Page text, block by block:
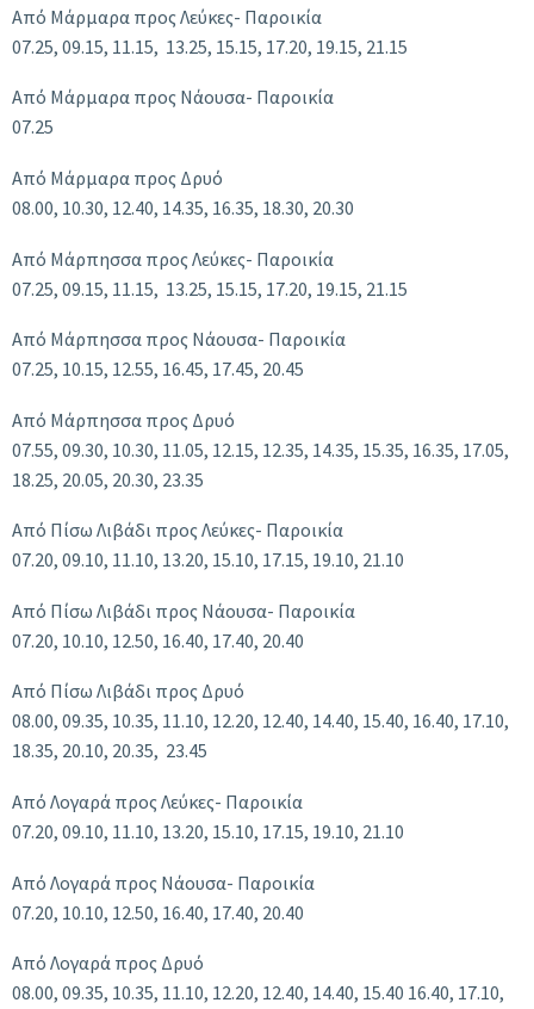
Από Μάρμαρα προς Λεύκες- Παροικία
07.25, 09.15, 11.15, 13.25, 15.15, 17.20, 19.15, 21.15
Από Μάρμαρα προς Νάουσα- Παροικία
07.25
Από Μάρμαρα προς Δρυό
08.00, 10.30, 12.40, 14.35, 16.35, 18.30, 20.30
Από Μάρπησσα προς Λεύκες- Παροικία
07.25, 09.15, 11.15, 13.25, 15.15, 17.20, 19.15, 21.15
Από Μάρπησσα προς Νάουσα- Παροικία
07.25, 10.15, 12.55, 16.45, 17.45, 20.45
Από Μάρπησσα προς Δρυό
07.55, 09.30, 10.30, 11.05, 12.15, 12.35, 14.35, 15.35, 16.35, 17.05,
18.25, 20.05, 20.30, 23.35
Από Πίσω Λιβάδι προς Λεύκες- Παροικία
07.20, 09.10, 11.10, 13.20, 15.10, 17.15, 19.10, 21.10
Από Πίσω Λιβάδι προς Νάουσα- Παροικία
07.20, 10.10, 12.50, 16.40, 17.40, 20.40
Από Πίσω Λιβάδι προς Δρυό
08.00, 09.35, 10.35, 11.10, 12.20, 12.40, 14.40, 15.40, 16.40, 17.10,
18.35, 20.10, 20.35, 23.45
Από Λογαρά προς Λεύκες- Παροικία
07.20, 09.10, 11.10, 13.20, 15.10, 17.15, 19.10, 21.10
Από Λογαρά προς Νάουσα- Παροικία
07.20, 10.10, 12.50, 16.40, 17.40, 20.40
Από Λογαρά προς Δρυό
08.00, 09.35, 10.35, 11.10, 12.20, 12.40, 14.40, 15.40 16.40, 17.10,